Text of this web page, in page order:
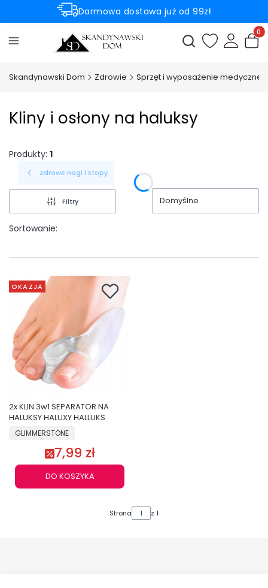
Darmowa dostawa już od 99zł
Rabaty -50% na wybrane produkty
Otwórz
Skandynawski Dom Zdrowie Sprzęt i wyposażenie medyczne
Kliny i osłony na haluksy
Produkty: 1
Zdrowe nogi i stopy
Filtry
Sortowanie:
Domyślne
OKAZJA
2x KLIN 3w1 SEPARATOR NA
HALUKSY HALUXY HALLUKS
GLIMMERSTONE
7,99 zł
DO KOSZYKA
Strona z 1